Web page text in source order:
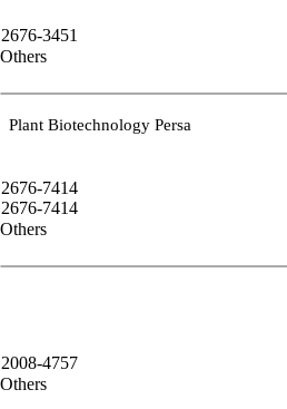
2676-3451
Others
Plant Biotechnology Persa
2676-7414
2676-7414
Others
2008-4757
Others